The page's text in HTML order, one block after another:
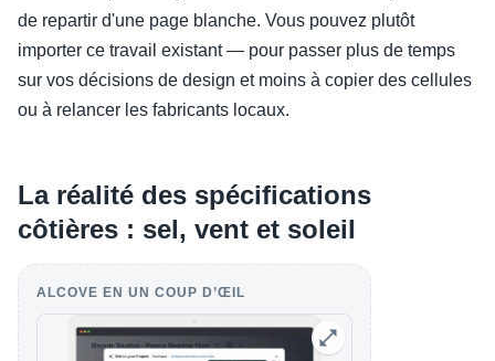
de repartir d'une page blanche. Vous pouvez plutôt
importer ce travail existant — pour passer plus de temps
sur vos décisions de design et moins à copier des cellules
ou à relancer les fabricants locaux.
La réalité des spécifications
côtières : sel, vent et soleil
ALCOVE EN UN COUP D’ŒIL